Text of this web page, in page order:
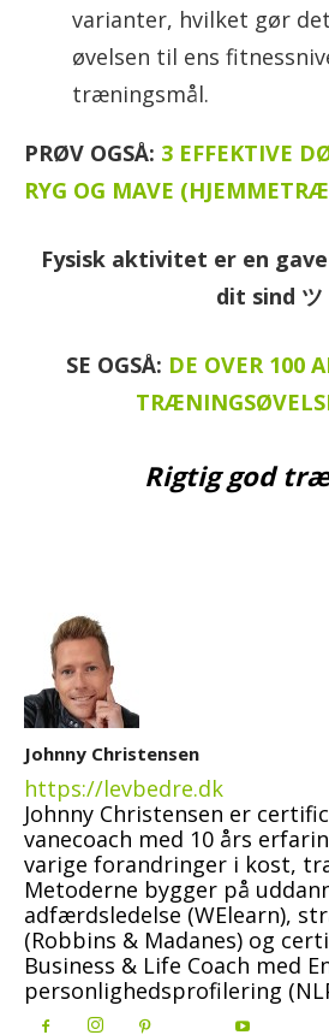
varianter, hvilket gør
øvelsen til ens
træningsmål.
PRØV OGSÅ: 3 EFFEKTIVE
RYG OG MAVE
Fysisk aktivitet er en
dit sind ツ
SE OGSÅ: DE OVER 100
Rigtig god
Johnny Christensen
https://levbedre.dk
Johnny Christensen er
vanecoach med 10 års
varige forandringer i kost,
Metoderne bygger på
adfærdsledelse (WElearn),
(Robbins & Madanes) og
Business & Life Coach med
personlighedsprofilering